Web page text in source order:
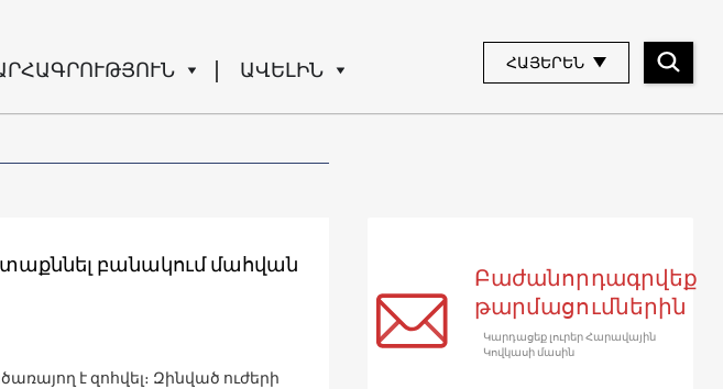
ԱՎԵԼԻՆ ՀԱՅԵՐԵՆ
բանակում մահվան
է զոհվել։ Զինված ուժերի
Բաժանորդագրվեք
թարմացումներին
Կարդացեք լուրեր Հարավային
Կովկասի մասին